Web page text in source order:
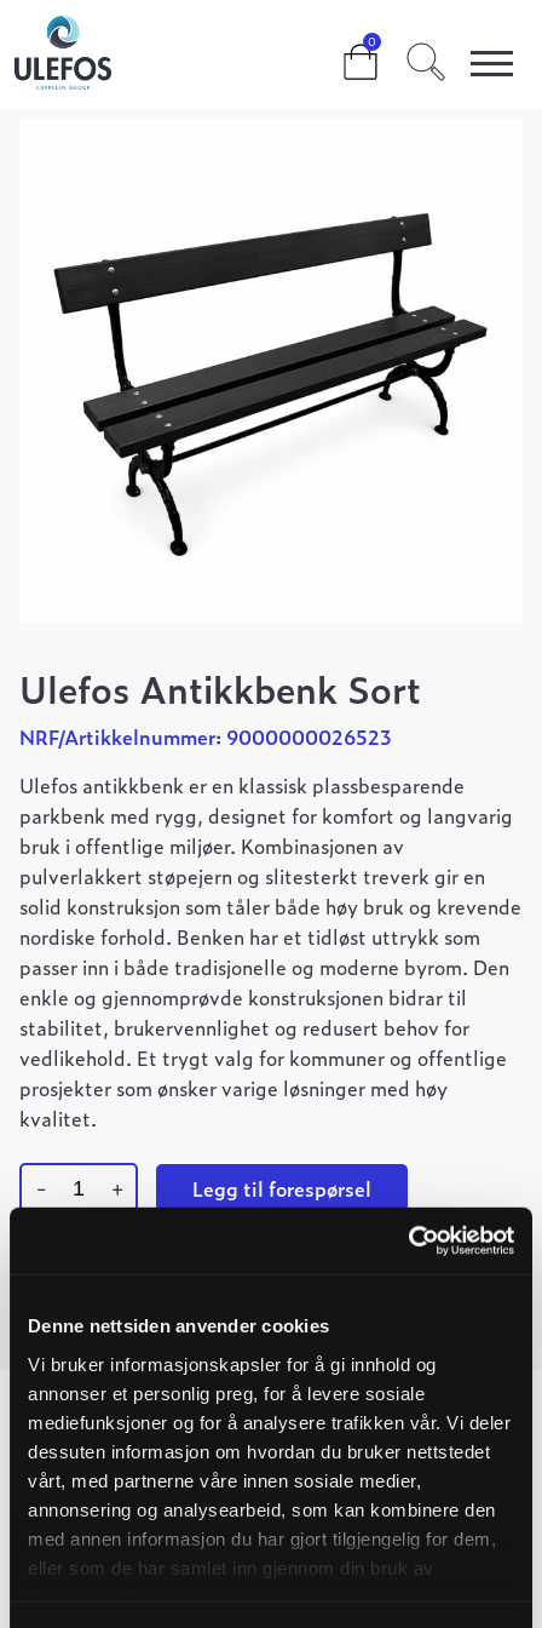
Denne nettsiden anvender cookies
Vi bruker informasjonskapsler for å gi innhold og
annonser et personlig preg, for å levere sosiale
mediefunksjoner og for å analysere trafikken vår. Vi deler
dessuten informasjon om hvordan du bruker nettstedet
vårt, med partnerne våre innen sosiale medier,
annonsering og analysearbeid, som kan kombinere den
med annen informasjon du har gjort tilgjengelig for dem,
eller som de har samlet inn gjennom din bruk av
0
>>>
Ulefos Antikkbenk Sort
NRF/Artikkelnummer: 9000000026523
Ulefos antikkbenk er en klassisk plassbesparende
parkbenk med rygg, designet for komfort og langvarig
bruk i offentlige miljøer. Kombinasjonen av
pulverlakkert støpejern og slitesterkt treverk gir en
solid konstruksjon som tåler både høy bruk og krevende
nordiske forhold. Benken har et tidløst uttrykk som
passer inn i både tradisjonelle og moderne byrom. Den
enkle og gjennomprøvde konstruksjonen bidrar til
stabilitet, brukervennlighet og redusert behov for
vedlikehold. Et trygt valg for kommuner og offentlige
prosjekter som ønsker varige løsninger med høy
kvalitet.
-
+ Legg til forespørsel
Ved å legge produkter i handlekurven, kan du sende oss en
Last ned datablad
Produktegenskaper
Pakningsinformasjon